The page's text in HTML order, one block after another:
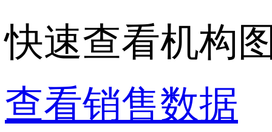
快速查看机构
查看销售数据